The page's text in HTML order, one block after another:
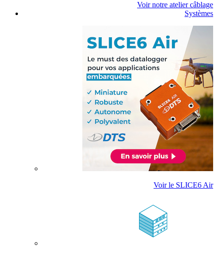
Voir notre atelier câblage
Systèmes
Voir le SLICE6 Air